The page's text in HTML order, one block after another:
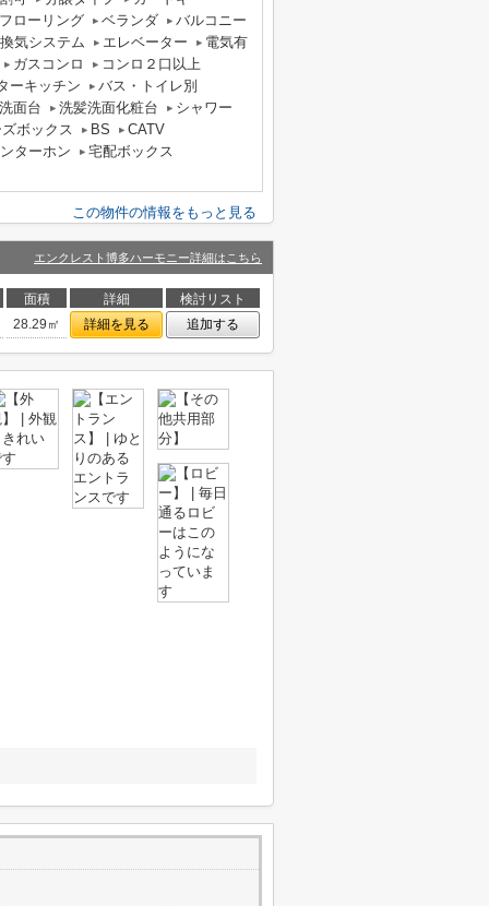
フローリング ベランダ
バルコニー
気システム エレベーター
電気有
ガスコンロ
コンロ２口以上
ーキッチン
バス・トイレ別
洗面台 洗髪洗面化粧台
シャワー
ボックス BS
CATV
ターホン
宅配ボックス
この物件の情報をもっと見る
エンクレスト博多ハーモニー詳細はこちら
面積 詳細
検討リスト
28.29㎡ 詳細を見る 追加する